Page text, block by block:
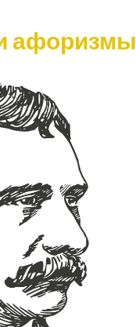
афоризмы